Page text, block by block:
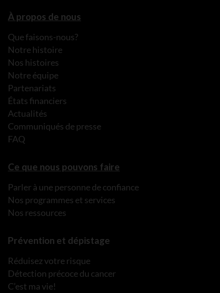
À propos de nous
Que faisons-nous?
Notre histoire
Nos histoires
Notre équipe
Partenariats
États financiers
Actualités
Communiqués de presse
FAQ
Ce que nous pouvons faire
Parler à une personne de confiance
Nos programmes et services
Nos ressources
Prévention et dépistage
Réduisez votre risque
Détection précoce du cancer
C’est ma vie!